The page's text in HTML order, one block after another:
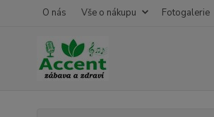
O nás Vše o nákupu Fotogalerie